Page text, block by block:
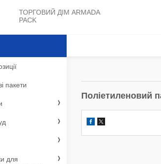
ТОРГОВИЙ ДІМ ARMADA
PACK
Поліетиленовий
пакети
для